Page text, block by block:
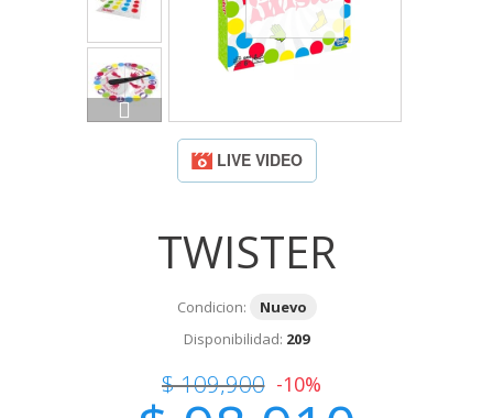
LIVE VIDEO
TWISTER
Condicion:
Nuevo
Disponibilidad: 209
$ 109,900 -10%